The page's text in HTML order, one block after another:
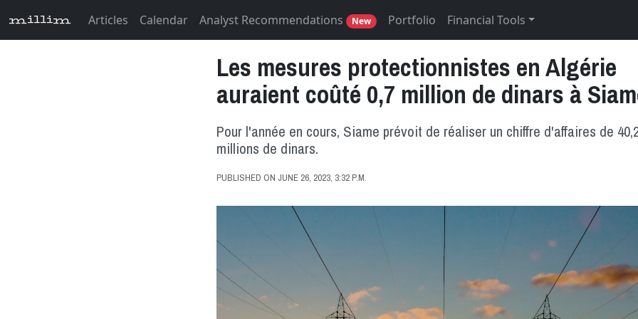
millim Articles Calendar Analyst Recommendations New Portfolio Financial Tools
Les mesures protectionnistes en Algérie
auraient coûté 0,7 million de dinars à
Pour l'année en cours, Siame prévoit de réaliser un chiffre d'affaires de
millions de dinars.
PUBLISHED ON JUNE 26, 2023, 3:32 P.M.